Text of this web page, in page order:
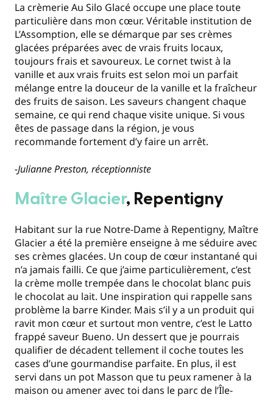
La crèmerie Au Silo Glacé occupe une place toute
particulière dans mon cœur. Véritable institution de
L’Assomption, elle se démarque par ses crèmes
glacées préparées avec de vrais fruits locaux,
toujours frais et savoureux. Le cornet twist à la
vanille et aux vrais fruits est selon moi un parfait
mélange entre la douceur de la vanille et la fraîcheur
des fruits de saison. Les saveurs changent chaque
semaine, ce qui rend chaque visite unique. Si vous
êtes de passage dans la région, je vous
recommande fortement d’y faire un arrêt.
-Julianne Preston, réceptionniste
Maître Glacier, Repentigny
Habitant sur la rue Notre-Dame à Repentigny, Maître
Glacier a été la première enseigne à me séduire avec
ses crèmes glacées. Un coup de cœur instantané qui
n’a jamais failli. Ce que j’aime particulièrement, c’est
la crème molle trempée dans le chocolat blanc puis
le chocolat au lait. Une inspiration qui rappelle sans
problème la barre Kinder. Mais s’il y a un produit qui
ravit mon cœur et surtout mon ventre, c’est le Latto
frappé saveur Bueno. Un dessert que je pourrais
qualifier de décadent tellement il coche toutes les
cases d’une gourmandise parfaite. En plus, il est
servi dans un pot Masson que tu peux ramener à la
maison ou amener avec toi dans le parc de l’Île-